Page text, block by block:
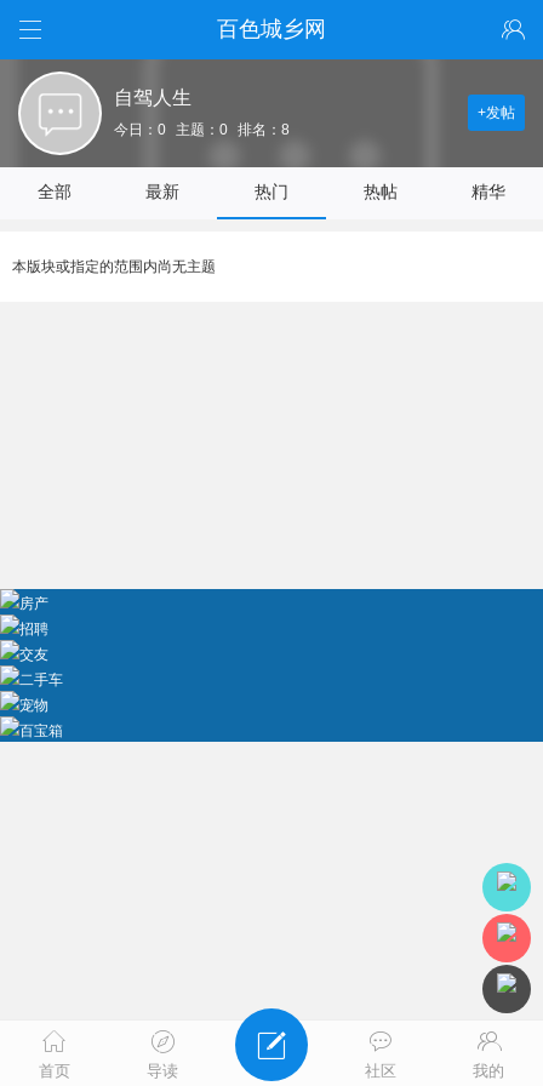
百色城乡网
自驾人生
今日：0 主题：0 排名：8
+发帖
全部 最新 热门 热帖 精华
本版块或指定的范围内尚无主题
房产
招聘
交友
二手车
宠物
百宝箱
首页 导读 社区 我的